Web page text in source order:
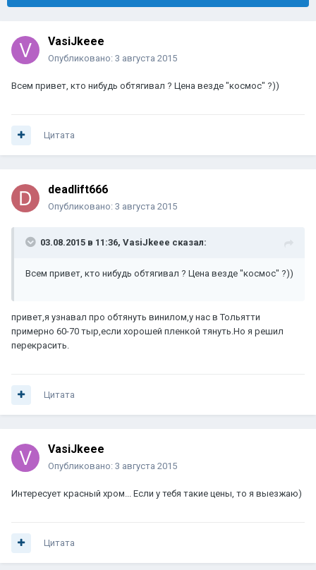
VasiJkeee
Опубликовано: 3 августа 2015
Всем привет, кто нибудь обтягивал ? Цена везде "космос" ?))
Цитата
deadlift666
Опубликовано: 3 августа 2015
03.08.2015 в 11:36, VasiJkeee сказал:
Всем привет, кто нибудь обтягивал ? Цена везде "космос" ?))
привет,я узнавал про обтянуть винилом,у нас в Тольятти
примерно 60-70 тыр,если хорошей пленкой тянуть.Но я решил
перекрасить.
Цитата
VasiJkeee
Опубликовано: 3 августа 2015
Интересует красный хром... Если у тебя такие цены, то я выезжаю)
Цитата